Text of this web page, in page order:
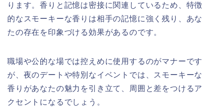
ります。香りと記憶は密接に関連しているため、特徴
的なスモーキーな香りは相手の記憶に強く残り、あな
たの存在を印象づける効果があるのです。
職場や公的な場では控えめに使用するのがマナーです
が、夜のデートや特別なイベントでは、スモーキーな
香りがあなたの魅力を引き立て、周囲と差をつけるア
クセントになるでしょう。